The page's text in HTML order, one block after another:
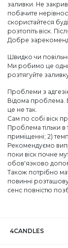
заливки. Не
побачите
скористайтеся
розтопіть віск.
Добре
Швидко чи
Ми робимо це
розтягуйте
Проблеми з
Відома проблема.
це не так.
Сам по собі віск
Проблема тільки в
приміщенні; 2)
Рекомендуємо
поки віск почне
обов'язково
Також потрібно
повинні
сенс повністю
4CANDLES